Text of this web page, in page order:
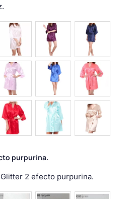
purpurina.
2 efecto purpurina.